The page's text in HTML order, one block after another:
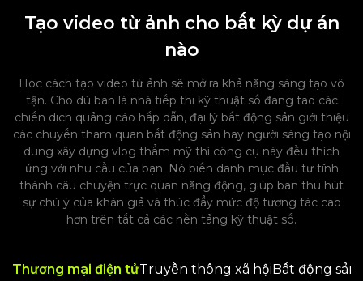
Tạo video từ ảnh cho bất kỳ dự án
nào
Học cách tạo video từ ảnh sẽ mở ra khả năng sáng tạo vô
tận. Cho dù bạn là nhà tiếp thị kỹ thuật số đang tạo các
chiến dịch quảng cáo hấp dẫn, đại lý bất động sản giới thiệu
các chuyến tham quan bất động sản hay người sáng tạo nội
dung xây dựng vlog thẩm mỹ thì công cụ này đều thích
ứng với nhu cầu của bạn. Nó biến danh mục đầu tư tĩnh
thành câu chuyện trực quan năng động, giúp bạn thu hút
sự chú ý của khán giả và thúc đẩy mức độ tương tác cao
hơn trên tất cả các nền tảng kỹ thuật số.
Thương mại điện tửTruyền thông xã hộiBất động sản